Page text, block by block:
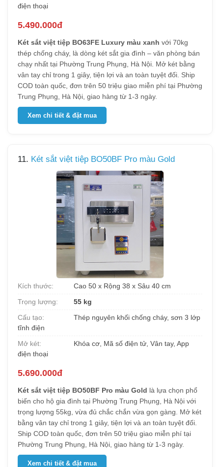
điện thoại
5.490.000đ
Két sắt việt tiệp BO63FE Luxury màu xanh với 70kg
thép chống cháy, là dòng két sắt gia đình – văn phòng bán
chạy nhất tại Phường Trung Phụng, Hà Nội. Mở két bằng
vân tay chỉ trong 1 giây, tiện lợi và an toàn tuyệt đối. Ship
COD toàn quốc, đơn trên 50 triệu giao miễn phí tại Phường
Trung Phụng, Hà Nội, giao hàng từ 1-3 ngày.
Xem chi tiết & đặt mua
11. Két sắt việt tiệp BO50BF Pro màu Gold
Kích thước:
Cao 50 x Rộng 38 x Sâu 40 cm
Trọng lượng:
55 kg
Cấu tạo:
Thép nguyên khối chống cháy, sơn 3 lớp
tĩnh điện
Mở két:
Khóa cơ, Mã số điện tử, Vân tay, App
điện thoại
5.690.000đ
Két sắt việt tiệp BO50BF Pro màu Gold là lựa chọn phổ
biến cho hộ gia đình tại Phường Trung Phụng, Hà Nội với
trọng lượng 55kg, vừa đủ chắc chắn vừa gọn gàng. Mở két
bằng vân tay chỉ trong 1 giây, tiện lợi và an toàn tuyệt đối.
Ship COD toàn quốc, đơn trên 50 triệu giao miễn phí tại
Phường Trung Phụng, Hà Nội, giao hàng từ 1-3 ngày.
Xem chi tiết & đặt mua